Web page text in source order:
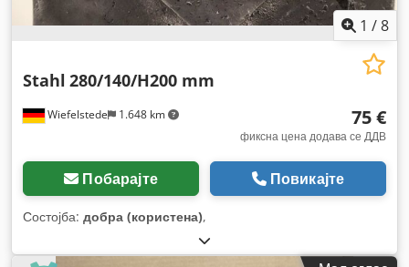
1 /8
Wiefelstede 1.648 km
Stahl 280/140/H200 mm
75 €
фиксна цена додава се ДДВ
Побарајте Повикајте
Состојба: добра (користена),